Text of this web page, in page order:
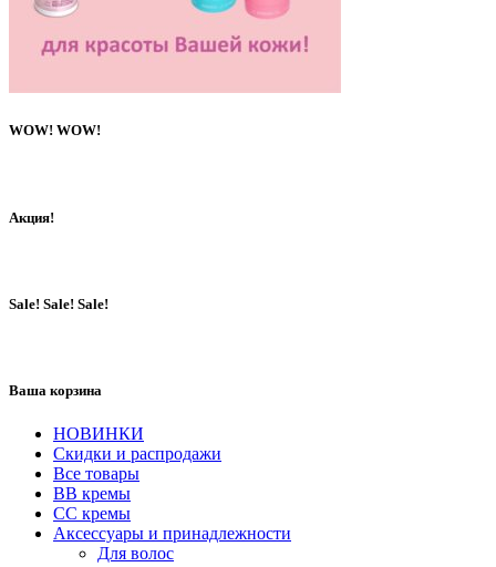
WOW! WOW!
Акция!
Sale! Sale! Sale!
Ваша корзина
НОВИНКИ
Скидки и распродажи
Все товары
BB кремы
CC кремы
Аксессуары и принадлежности
Для волос